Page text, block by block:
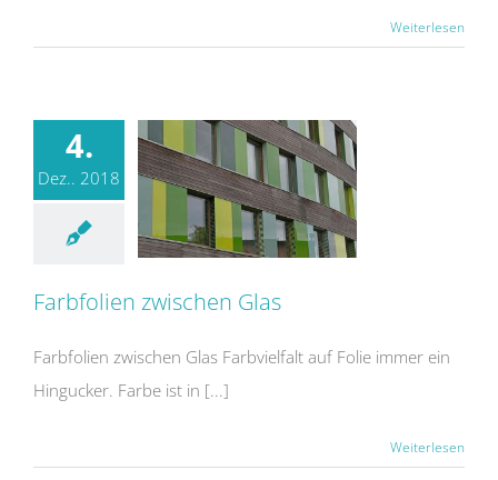
Weiterlesen
4.
Dez.. 2018
Farbfolien zwischen Glas
Farbfolien zwischen Glas Farbvielfalt auf Folie immer ein
Hingucker. Farbe ist in [...]
Weiterlesen